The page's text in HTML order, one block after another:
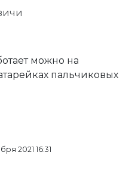
можно на
пальчиковых
2021 16:31